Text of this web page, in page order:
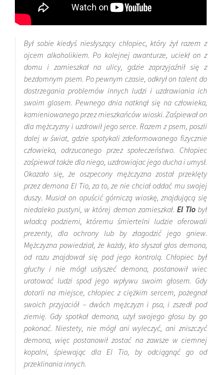
Był sobie kiedyś niesłyszący chłopiec, który żył razem z
ojcem alkoholikiem. Po kolejnej awanturze, uciekł on z
domu i zamieszkał na ulicy, gdzie zaprzyjaźnił się z
bezdomnym psem. Po pewnym czasie, odkrył on talent do
dostrzegania problemów innych ludzi i uzdrawiania ich
swoim glosem. Pewnego dnia natknął się na człowieka,
kamieniowanego przez mieszkańców wioski. Zaśpiewał on
dla mężczyzny i uzdrowił jego serce. Razem z psem, poszli
dalej w świat, gdzie spotykali zdeformowanego fizycznie
człowieka, odrzucanego przez społeczeństwo. Chłopiec
zaśpiewał także dla niego, uzdrowiajac jego ducha i umysł.
Okazało się, że oszpecony mężczyzna został przeklęty
przez demona El Tio, za to, ze nie chciał oddać mu swojej
duszy. Musiał on opuścić górniczą wioskę, znajdującą się
niedaleko pustyni, w której demon zamieszkał. El Tiobył
władcą podziemi, któremu śmiertelni ludzie oferowali
prezenty, dla ochrony lub by złagodzić jego gniew.
Mężczyzna powiedział, że każdy, kto słyszał głos demona,
od razu znajdował się pod jego kontrolą. Chłopiec był
głuchy i nie mógł usłyszeć demona, postanowił wiec
uratować ludzi spod jego wpływu swoim głosem. Gdy
dotarli na miejsce, chłopiec z ciężkim sercem, pożegnał
swoich przyjaciół – dwóch mężczyzn i psa, i zszedł pod
ziemię. Gdy spotkał demona, użył swojego głosu by go
pokonać. Niestety, nie mógł ani wyleczyć, ani zniszczyć
demona, więc postanowił zostać na zawsze w ciemnej
kopalni, śpiewając dla El Tio, by odciągnąć go od
przeklinania innych.